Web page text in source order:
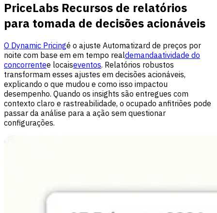
PriceLabs Recursos de relatórios
para tomada de decisões acionáveis
O Dynamic Pricingé o ajuste Automatizard de preços por
noite com base em em tempo realdemandaatividade do
concorrentee locaiseventos. Relatórios robustos
transformam esses ajustes em decisões acionáveis,
explicando o que mudou e como isso impactou
desempenho. Quando os insights são entregues com
contexto claro e rastreabilidade, o ocupado anfitriões pode
passar da análise para a ação sem questionar
configurações.